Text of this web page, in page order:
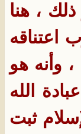
ذلك ، هنا
اعتناقه
وأنه هو
الله
ثبت